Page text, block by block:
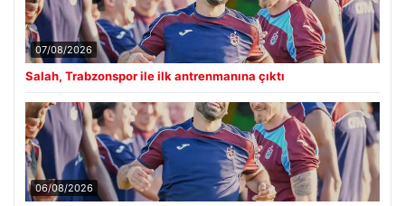
07/08/2026
Salah, Trabzonspor ile ilk antrenmanına çıktı
06/08/2026